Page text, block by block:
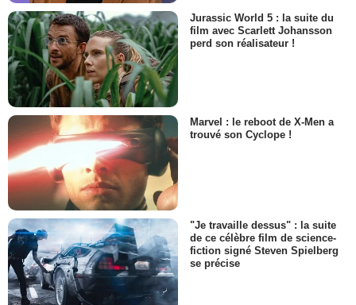
Jurassic World 5 : la suite du
film avec Scarlett Johansson
perd son réalisateur !
Marvel : le reboot de X-Men a
trouvé son Cyclope !
"Je travaille dessus" : la suite
de ce célèbre film de science-
fiction signé Steven Spielberg
se précise